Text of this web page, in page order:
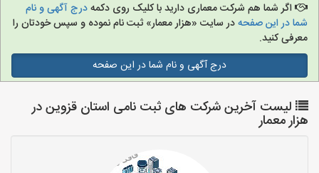
اگر شما هم شرکت معماری دارید با کلیک روی دکمهدرج آگهی و نام
شما در این صفحهدر سایت «هزار معمار» ثبت نام نموده و سپس خودتان را
معرفی کنید.
درج آگهی و نام شما در این صفحه
لیست آخرین شرکت های ثبت نامی استان قزوین در
هزار معمار